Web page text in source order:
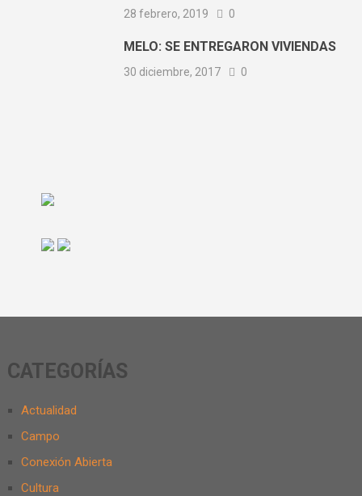
28 febrero, 2019 0
MELO: SE ENTREGARON VIVIENDAS
30 diciembre, 2017 0
CATEGORÍAS
Actualidad
Campo
Conexión Abierta
Cultura